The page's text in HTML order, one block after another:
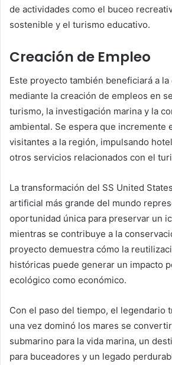
de actividades como el buceo
sostenible y el turismo educativo.
Creación de Empleo
Este proyecto también beneficiará a la
mediante la creación de empleos en
turismo, la investigación marina y la
ambiental. Se espera que incremente
visitantes a la región, impulsando
otros servicios relacionados con el
La transformación del SS United
artificial más grande del mundo
oportunidad única para preservar un
mientras se contribuye a la
proyecto demuestra cómo la
históricas puede generar un impacto
ecológico como económico.
Con el paso del tiempo, el legendario
una vez dominó los mares se
submarino para la vida marina, un
para buceadores y un legado